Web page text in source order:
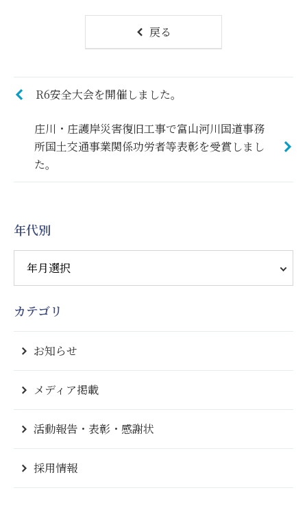
戻る
R6安全大会を開催しました。
庄川・庄護岸災害復旧工事で富山河川国道事務
所国土交通事業関係功労者等表彰を受賞しまし
た。
年代別
カテゴリ
お知らせ
メディア掲載
活動報告・表彰・感謝状
採用情報